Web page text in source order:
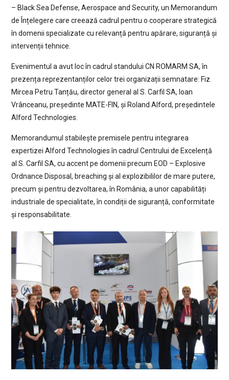
– Black Sea Defense, Aerospace and Security, un Memorandum
de Înțelegere care creează cadrul pentru o cooperare strategică
în domenii specializate cu relevanță pentru apărare, siguranță și
intervenții tehnice.
Evenimentul a avut loc în cadrul standului CN ROMARM SA, în
prezența reprezentanților celor trei organizații semnatare: Fiz.
Mircea Petru Tanțău, director general al S. Carfil SA, Ioan
Vrânceanu, președinte MATE-FIN, și Roland Alford, președintele
Alford Technologies.
Memorandumul stabilește premisele pentru integrarea
expertizei Alford Technologies în cadrul Centrului de Excelență
al S. Carfil SA, cu accent pe domenii precum EOD – Explosive
Ordnance Disposal, breaching și al explozibililor de mare putere,
precum și pentru dezvoltarea, în România, a unor capabilități
industriale de specialitate, în condiții de siguranță, conformitate
și responsabilitate.